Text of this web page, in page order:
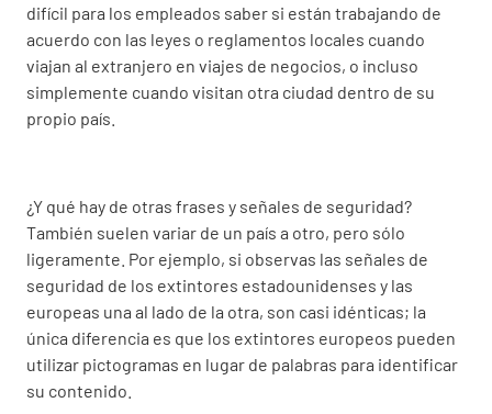
difícil para los empleados saber si están trabajando de
acuerdo con las leyes o reglamentos locales cuando
viajan al extranjero en viajes de negocios, o incluso
simplemente cuando visitan otra ciudad dentro de su
propio país.
¿Y qué hay de otras frases y señales de seguridad?
También suelen variar de un país a otro, pero sólo
ligeramente. Por ejemplo, si observas las señales de
seguridad de los extintores estadounidenses y las
europeas una al lado de la otra, son casi idénticas; la
única diferencia es que los extintores europeos pueden
utilizar pictogramas en lugar de palabras para identificar
su contenido.